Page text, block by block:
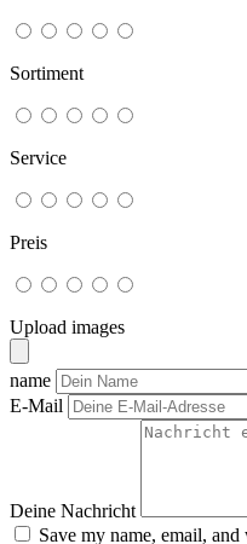
Sortiment
Service
Preis
Upload images
name
E-Mail
Deine Nachricht
Save my name, email,